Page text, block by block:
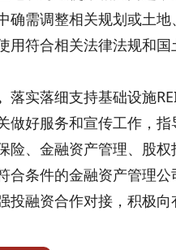
确需调整相关规划或土
符合相关法律法规和国
落实落细支持基础设施
做好服务和宣传工作，
险、金融资产管理、股
合条件的金融资产管理
融资合作对接，积极向